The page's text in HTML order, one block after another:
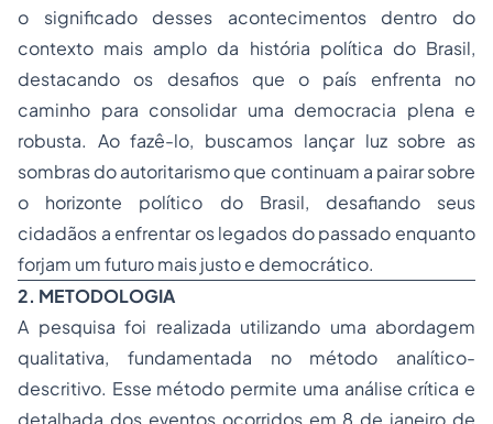
o significado desses acontecimentos dentro do
contexto mais amplo da história política do Brasil,
destacando os desafios que o país enfrenta no
caminho para consolidar uma democracia plena e
robusta. Ao fazê-lo, buscamos lançar luz sobre as
sombras do autoritarismo que continuam a pairar sobre
o horizonte político do Brasil, desafiando seus
cidadãos a enfrentar os legados do passado enquanto
forjam um futuro mais justo e democrático.
2. METODOLOGIA
A pesquisa foi realizada utilizando uma abordagem
qualitativa, fundamentada no método analítico-
descritivo. Esse método permite uma análise crítica e